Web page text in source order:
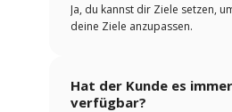
Ja, du kannst dir Ziele setzen,
deine Ziele anzupassen.
Hat der Kunde es immer
verfügbar?